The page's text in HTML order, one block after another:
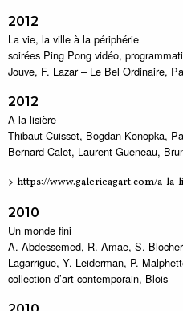
2012
La vie, la ville à la périphérie
soirées Ping Pong vidéo,
Jouve, F. Lazar – Le Bel Ordinaire,
2012
A la lisière
Thibaut Cuisset, Bogdan Konopka,
Bernard Calet, Laurent Gueneau,
> https://www.galerieagart.com/a-la-
2010
Un monde fini
A. Abdessemed, R. Amae, S.
Lagarrigue, Y. Leiderman, P.
collection d’art contemporain, Blois